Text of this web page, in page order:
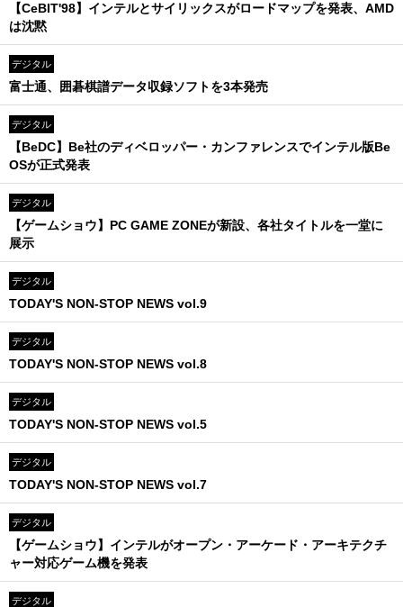
【CeBIT'98】インテルとサイリックスがロードマップを発表、AMD
は沈黙
デジタル
富士通、囲碁棋譜データ収録ソフトを3本発売
デジタル
【BeDC】Be社のディベロッパー・カンファレンスでインテル版Be
OSが正式発表
デジタル
【ゲームショウ】PC GAME ZONEが新設、各社タイトルを一堂に
展示
デジタル
TODAY'S NON-STOP NEWS vol.9
デジタル
TODAY'S NON-STOP NEWS vol.8
デジタル
TODAY'S NON-STOP NEWS vol.5
デジタル
TODAY'S NON-STOP NEWS vol.7
デジタル
【ゲームショウ】インテルがオープン・アーケード・アーキテクチ
ャー対応ゲーム機を発表
デジタル